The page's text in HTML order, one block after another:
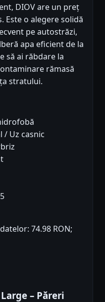
DIOV are un preț
Este o alegere solidă
pe autostrăzi,
apa eficient de la
să ai răbdare la
rămasă
stratului.
/ Uz casnic
74.98 RON;
– Păreri